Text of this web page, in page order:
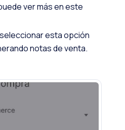
ver más en este
esta opción
notas de venta.